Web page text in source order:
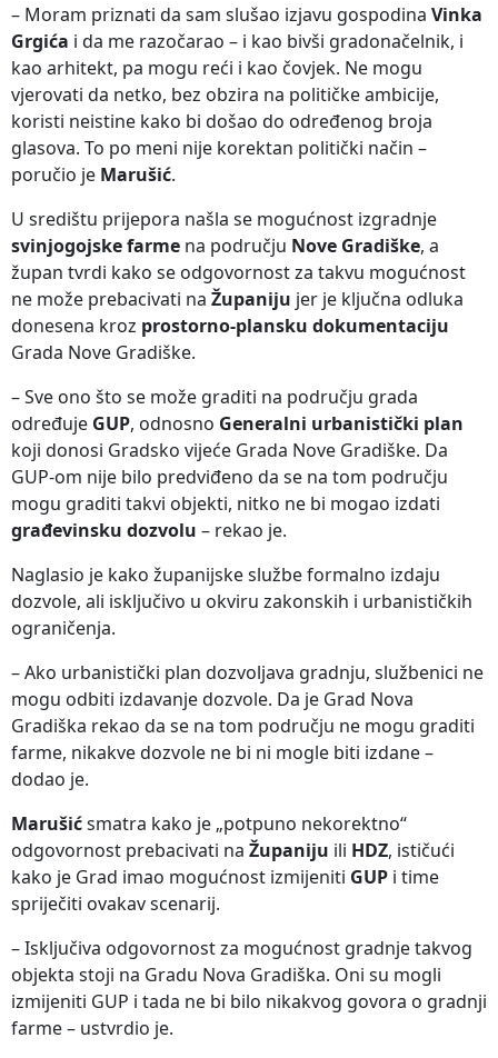
– Moram priznati da sam slušao izjavu gospodina Vinka
Grgića i da me razočarao – i kao bivši gradonačelnik, i
kao arhitekt, pa mogu reći i kao čovjek. Ne mogu
vjerovati da netko, bez obzira na političke ambicije,
koristi neistine kako bi došao do određenog broja
glasova. To po meni nije korektan politički način –
poručio je Marušić.
U središtu prijepora našla se mogućnost izgradnje
svinjogojske farme na području Nove Gradiške, a
župan tvrdi kako se odgovornost za takvu mogućnost
ne može prebacivati na Županiju jer je ključna odluka
donesena kroz prostorno-plansku dokumentaciju
Grada Nove Gradiške.
– Sve ono što se može graditi na području grada
određuje GUP, odnosno Generalni urbanistički plan
koji donosi Gradsko vijeće Grada Nove Gradiške. Da
GUP-om nije bilo predviđeno da se na tom području
mogu graditi takvi objekti, nitko ne bi mogao izdati
građevinsku dozvolu – rekao je.
Naglasio je kako županijske službe formalno izdaju
dozvole, ali isključivo u okviru zakonskih i urbanističkih
ograničenja.
– Ako urbanistički plan dozvoljava gradnju, službenici ne
mogu odbiti izdavanje dozvole. Da je Grad Nova
Gradiška rekao da se na tom području ne mogu graditi
farme, nikakve dozvole ne bi ni mogle biti izdane –
dodao je.
Marušićsmatra kako je „potpuno nekorektno“
odgovornost prebacivati na Županiju ili HDZ, ističući
kako je Grad imao mogućnost izmijeniti GUP i time
spriječiti ovakav scenarij.
– Isključiva odgovornost za mogućnost gradnje takvog
objekta stoji na Gradu Nova Gradiška. Oni su mogli
izmijeniti GUP i tada ne bi bilo nikakvog govora o gradnji
farme – ustvrdio je.